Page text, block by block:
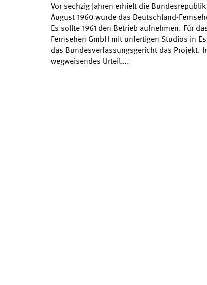
Vor sechzig Jahren erhielt die
August 1960 wurde das Deutschland-
Es sollte 1961 den Betrieb aufnehmen. Für
Fernsehen GmbH mit unfertigen Studios in
das Bundesverfassungsgericht das Projekt.
wegweisendes Urteil….